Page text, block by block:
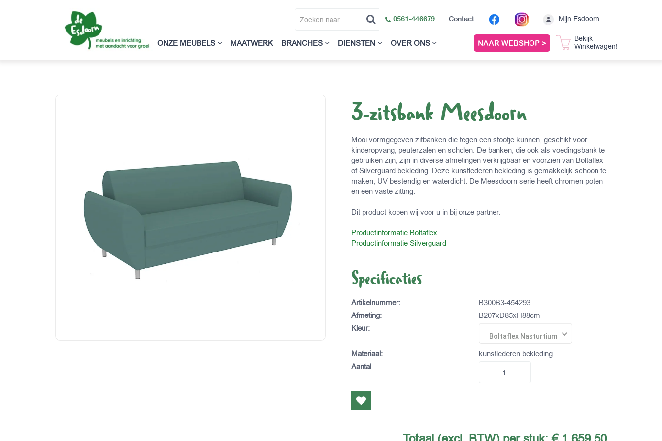
0561-446679 Contact Mijn Esdoorn
ONZE MEUBELS MAATWERK BRANCHES DIENSTEN OVER ONS NAAR WEBSHOP >
Bekijk
Winkelwagen!
3-zitsbank Meesdoorn
Mooi vormgegeven zitbanken die tegen een stootje kunnen, geschikt voor
kinderopvang, peuterzalen en scholen. De banken, die ook als voedingsbank te
gebruiken zijn, zijn in diverse afmetingen verkrijgbaar en voorzien van Boltaflex
of Silverguard bekleding. Deze kunstlederen bekleding is gemakkelijk schoon te
maken, UV-bestendig en waterdicht. De Meesdoorn serie heeft chromen poten
en een vaste zitting.
Dit product kopen wij voor u in bij onze partner.
Productinformatie Boltaflex
Productinformatie Silverguard
Specificaties
Artikelnummer:
B300B3-454293
Afmeting:
B207xD85xH88cm
Kleur:
Boltaflex Nasturtium
Materiaal:
kunstlederen bekleding
Aantal